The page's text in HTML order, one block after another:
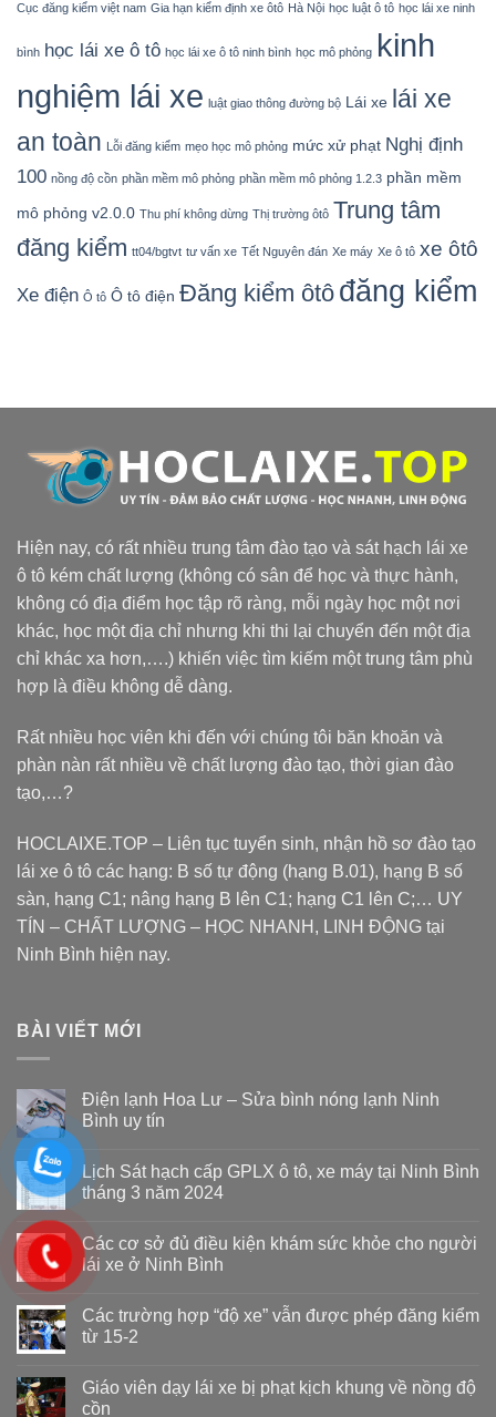
Cục đăng kiểm việt nam Gia hạn kiểm định xe ôtô Hà Nội học luật ô tô học lái xe ninh
bình học lái xe ô tô học lái xe ô tô ninh bình học mô phỏng kinh
nghiệm lái xe luật giao thông đường bộ Lái xe
lái xe
an toàn
Lỗi đăng kiểm mẹo học mô phỏng mức xử phạt Nghị định
100 nồng độ cồn phần mềm mô phỏng phần mềm mô phỏng 1.2.3 phần mềm
mô phỏng v2.0.0 Thu phí không dừng Thị trường ôtô Trung tâm
đăng kiểm tt04/bgtvt tư vấn xe Tết Nguyên đán Xe máy Xe ô tô xe ôtô
Xe điện Ô tô Ô tô điện Đăng kiểm ôtô đăng kiểm
Hiện nay, có rất nhiều trung tâm đào tạo và sát hạch lái xe
ô tô kém chất lượng (không có sân để học và thực hành,
không có địa điểm học tập rõ ràng, mỗi ngày học một nơi
khác, học một địa chỉ nhưng khi thi lại chuyển đến một địa
chỉ khác xa hơn,….) khiến việc tìm kiếm một trung tâm phù
hợp là điều không dễ dàng.
Rất nhiều học viên khi đến với chúng tôi băn khoăn và
phàn nàn rất nhiều về chất lượng đào tạo, thời gian đào
tạo,…?
HOCLAIXE.TOP – Liên tục tuyển sinh, nhận hồ sơ đào tạo
lái xe ô tô các hạng: B số tự động (hạng B.01), hạng B số
sàn, hạng C1; nâng hạng B lên C1; hạng C1 lên C;… UY
TÍN – CHẤT LƯỢNG – HỌC NHANH, LINH ĐỘNG tại
Ninh Bình hiện nay.
BÀI VIẾT MỚI
Điện lạnh Hoa Lư – Sửa bình nóng lạnh Ninh
Bình uy tín
Lịch Sát hạch cấp GPLX ô tô, xe máy tại Ninh Bình
tháng 3 năm 2024
Các cơ sở đủ điều kiện khám sức khỏe cho người
lái xe ở Ninh Bình
Các trường hợp “độ xe” vẫn được phép đăng kiểm
từ 15-2
Giáo viên dạy lái xe bị phạt kịch khung về nồng độ
cồn